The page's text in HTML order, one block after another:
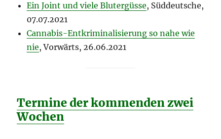
Ein Joint und viele Blutergüsse, Süddeutsche,
07.07.2021
Cannabis-Entkriminalisierung so nahe wie
nie, Vorwärts, 26.06.2021
Termine der kommenden zwei
Wochen